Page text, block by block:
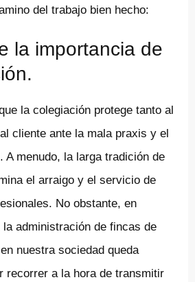
del trabajo bien hecho:
la importancia de
la colegiación protege tanto al
cliente ante la mala praxis y el
A menudo, la larga tradición de
el arraigo y el servicio de
No obstante, en
administración de fincas de
nuestra sociedad queda
recorrer a la hora de transmitir